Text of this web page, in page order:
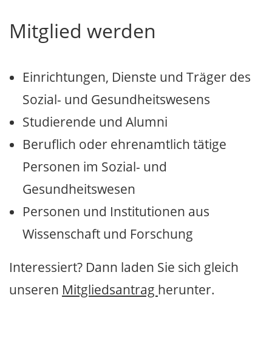
Mitglied werden
Einrichtungen, Dienste und Träger des
Sozial- und Gesundheitswesens
Studierende und Alumni
Beruflich oder ehrenamtlich tätige
Personen im Sozial- und
Gesundheitswesen
Personen und Institutionen aus
Wissenschaft und Forschung
Interessiert? Dann laden Sie sich gleich
unseren Mitgliedsantrag herunter.